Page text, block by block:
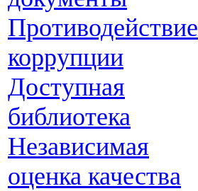
Противодействие
коррупции
Доступная
библиотека
Независимая
оценка качества